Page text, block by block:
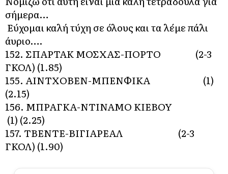
σήμερα…
Εύχομαι καλή τύχη σε όλους και τα λέμε πάλι
άυριο….
152. ΣΠΑΡΤΑΚ ΜΟΣΧΑΣ-ΠΟΡΤΟ (2-3
ΓΚΟΛ) (1.85)
155. ΑΙΝΤΧΟΒΕΝ-ΜΠΕΝΦΙΚΑ (1)
(2.15)
156. ΜΠΡΑΓΚΑ-ΝΤΙΝΑΜΟ ΚΙΕΒΟΥ
(1) (2.25)
157. ΤΒΕΝΤΕ-ΒΙΓΙΑΡΕΑΛ (2-3
ΓΚΟΛ) (1.90)